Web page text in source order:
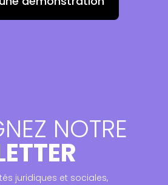
NOTRE
juridiques et sociales,